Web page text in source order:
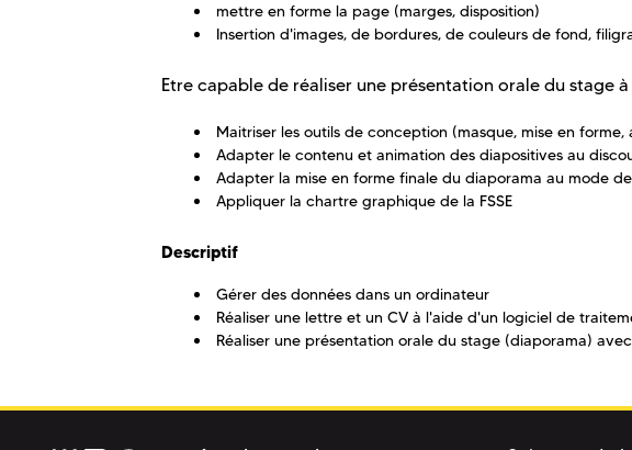
mettre en forme la page (marges, disposition)
Insertion d'images, de bordures, de couleurs de fond,
Etre capable de réaliser une présentation orale du stage
Maitriser les outils de conception (masque, mise en forme,
Adapter le contenu et animation des diapositives au
Adapter la mise en forme finale du diaporama au mode
Appliquer la chartre graphique de la FSSE
Descriptif
Gérer des données dans un ordinateur
Réaliser une lettre et un CV à l'aide d'un logiciel de
Réaliser une présentation orale du stage (diaporama)